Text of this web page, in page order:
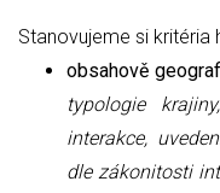
Stanovujeme si kritéria
obsahově
typologie
interakce,
dle zákonitosti